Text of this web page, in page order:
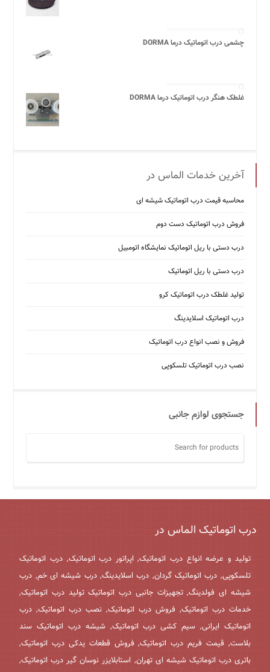
چشمی درب اتوماتیک درما DORMA
غلطک هنگر درب اتوماتیک درما DORMA
آخرین خدمات الماس در
محاسبه قیمت درب اتوماتیک شیشه ‌ای
فروش درب اتوماتیک دست دوم
درب دستی با ریل اتوماتیک نمایشگاه اتومبیل
درب دستی با ریل اتوماتیک
تولید غلطک درب اتوماتیک کرو
درب اتوماتیک اسلایدینگ
فروش و نصب انواع درب اتوماتیک
نصب درب اتوماتیک تلسکوپی
جستجوی لوازم جانبی
درب اتوماتیک الماس در
تولید و عرضه انواع درب اتوماتیک, اپراتور درب اتوماتیک, درب اتوماتیک
تلسکوپی, درب اتوماتیک گردان, درب اسلایدینگ, درب شیشه ای خم, درب
شیشه ای فولدینگ, تجهیزات جانبی درب اتوماتیک تولید درب اتوماتیک,
خدمات درب اتوماتیک, فروش درب اتوماتیک, نصب درب اتوماتیک, درب
اتوماتیک ایرانی, سیم کشی درب اتوماتیک, شیشه درب اتوماتیک سند
بلاست, قیمت فریم درب اتوماتیک, فروش قطعات یدکی درب اتوماتیک,
باتری درب اتوماتیک شیشه ای تهران, استابلایزر نوسان گیر درب اتوماتیک,